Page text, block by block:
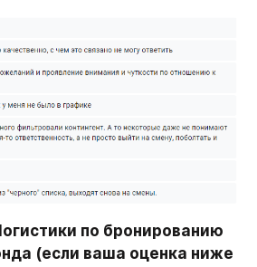
по бронированию
(если ваша оценка ниже